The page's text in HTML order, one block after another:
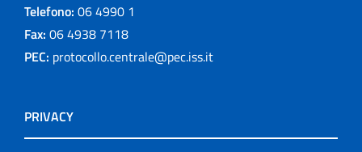
Telefono: 06 4990 1
Fax: 06 4938 7118
PEC: protocollo.centrale@pec.iss.it
PRIVACY